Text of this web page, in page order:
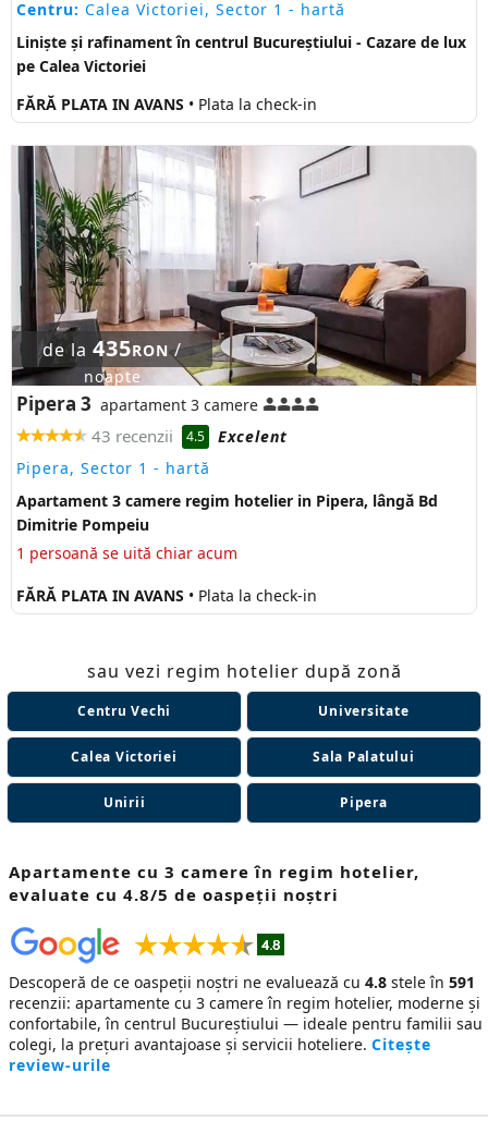
Centru: Calea Victoriei, Sector 1 - hartă
Liniște și rafinament în centrul Bucureștiului - Cazare de lux
pe Calea Victoriei
FĂRĂ PLATA IN AVANS • Plata la check-in
de la 435RON/
noapte
Pipera 3 apartament 3 camere
43 recenzii 4.5
Excelent
Pipera, Sector 1 - hartă
Apartament 3 camere regim hotelier in Pipera, lângă Bd
Dimitrie Pompeiu
1 persoană se uită chiar acum
FĂRĂ PLATA IN AVANS • Plata la check-in
sau vezi regim hotelier după zonă
Centru Vechi Universitate
Calea Victoriei Sala Palatului
Unirii Pipera
Apartamente cu 3 camere în regim hotelier,
evaluate cu 4.8/5 de oaspeții noștri
Descoperă de ce oaspeții noștri ne evaluează cu 4.8 stele în 591
recenzii: apartamente cu 3 camere în regim hotelier, moderne și
confortabile, în centrul Bucureștiului — ideale pentru familii sau
colegi, la prețuri avantajoase și servicii hoteliere. Citește
review-urile